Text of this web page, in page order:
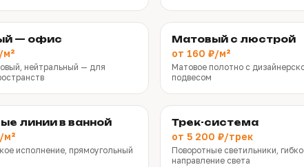
— офис
м²
нейтральный — для
Матовый с люстрой
от 160 ₽/м²
Матовое полотно с
подвесом
линии в ванной
м²
исполнение, прямоугольный
Трек-система
от 5 200 ₽/трек
Поворотные светильники,
направление света